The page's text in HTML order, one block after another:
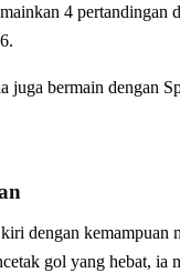
4 pertandingan
juga bermain dengan
dengan kemampuan
gol yang hebat, ia